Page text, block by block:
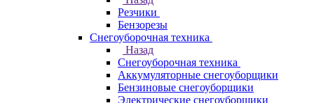
Резчики
Бензорезы
Снегоуборочная техника
Назад
Снегоуборочная техника
Аккумуляторные снегоуборщики
Бензиновые снегоуборщики
Электрические снегоуборщики